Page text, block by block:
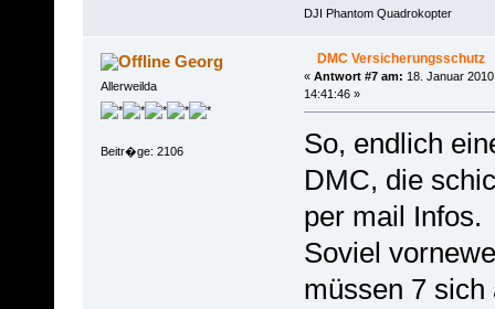
DJI Phantom Quadrokopter
Georg
Allerweilda
Beitr�ge: 2106
DMC Versicherungsschutz
« Antwort #7 am: 18. Januar
14:41:46 »
So, endlich
DMC, die
per mail Infos.
Soviel
müssen 7 sich